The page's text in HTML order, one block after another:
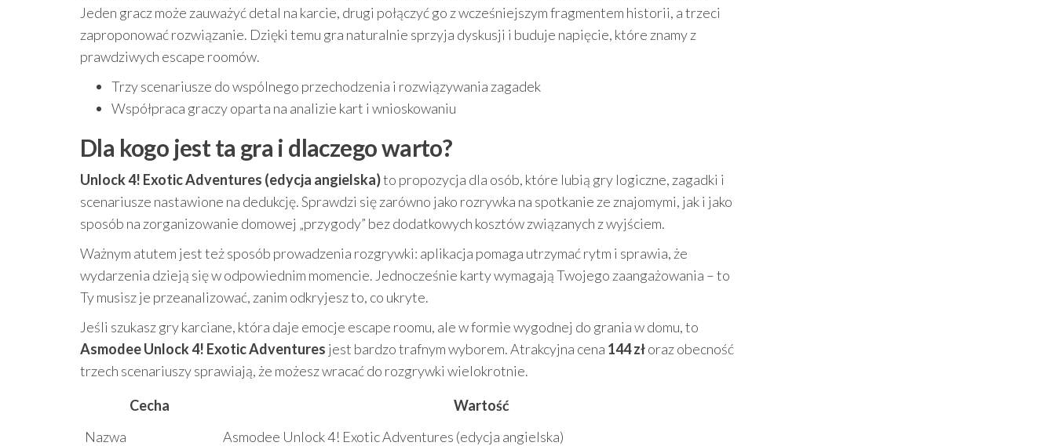
Jeden gracz może zauważyć detal na karcie, drugi połączyć go z wcześniejszym fragmentem historii, a trzeci
zaproponować rozwiązanie. Dzięki temu gra naturalnie sprzyja dyskusji i buduje napięcie, które znamy z
prawdziwych escape roomów.
Trzy scenariusze do wspólnego przechodzenia i rozwiązywania zagadek
Współpraca graczy oparta na analizie kart i wnioskowaniu
Dla kogo jest ta gra i dlaczego warto?
Unlock 4! Exotic Adventures (edycja angielska)to propozycja dla osób, które lubią gry logiczne, zagadki i
scenariusze nastawione na dedukcję. Sprawdzi się zarówno jako rozrywka na spotkanie ze znajomymi, jak i jako
sposób na zorganizowanie domowej „przygody” bez dodatkowych kosztów związanych z wyjściem.
Ważnym atutem jest też sposób prowadzenia rozgrywki: aplikacja pomaga utrzymać rytm i sprawia, że
wydarzenia dzieją się w odpowiednim momencie. Jednocześnie karty wymagają Twojego zaangażowania – to
Ty musisz je przeanalizować, zanim odkryjesz to, co ukryte.
Jeśli szukasz gry karciane, która daje emocje escape roomu, ale w formie wygodnej do grania w domu, to
Asmodee Unlock 4! Exotic Adventures jest bardzo trafnym wyborem. Atrakcyjna cena 144 złoraz obecność
trzech scenariuszy sprawiają, że możesz wracać do rozgrywki wielokrotnie.
Cecha
Wartość
Nazwa
Asmodee Unlock 4! Exotic Adventures (edycja angielska)